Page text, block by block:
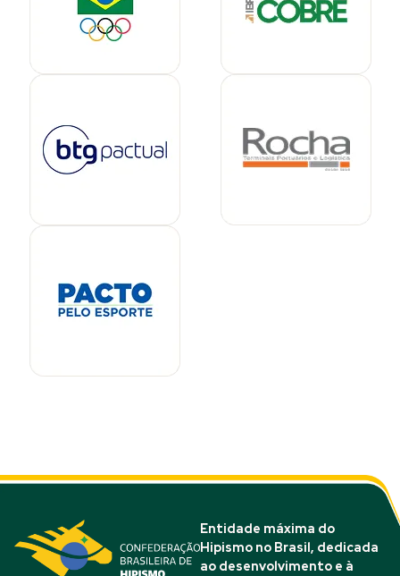
Entidade máxima do
Hipismo no Brasil, dedicada
ao desenvolvimento e à